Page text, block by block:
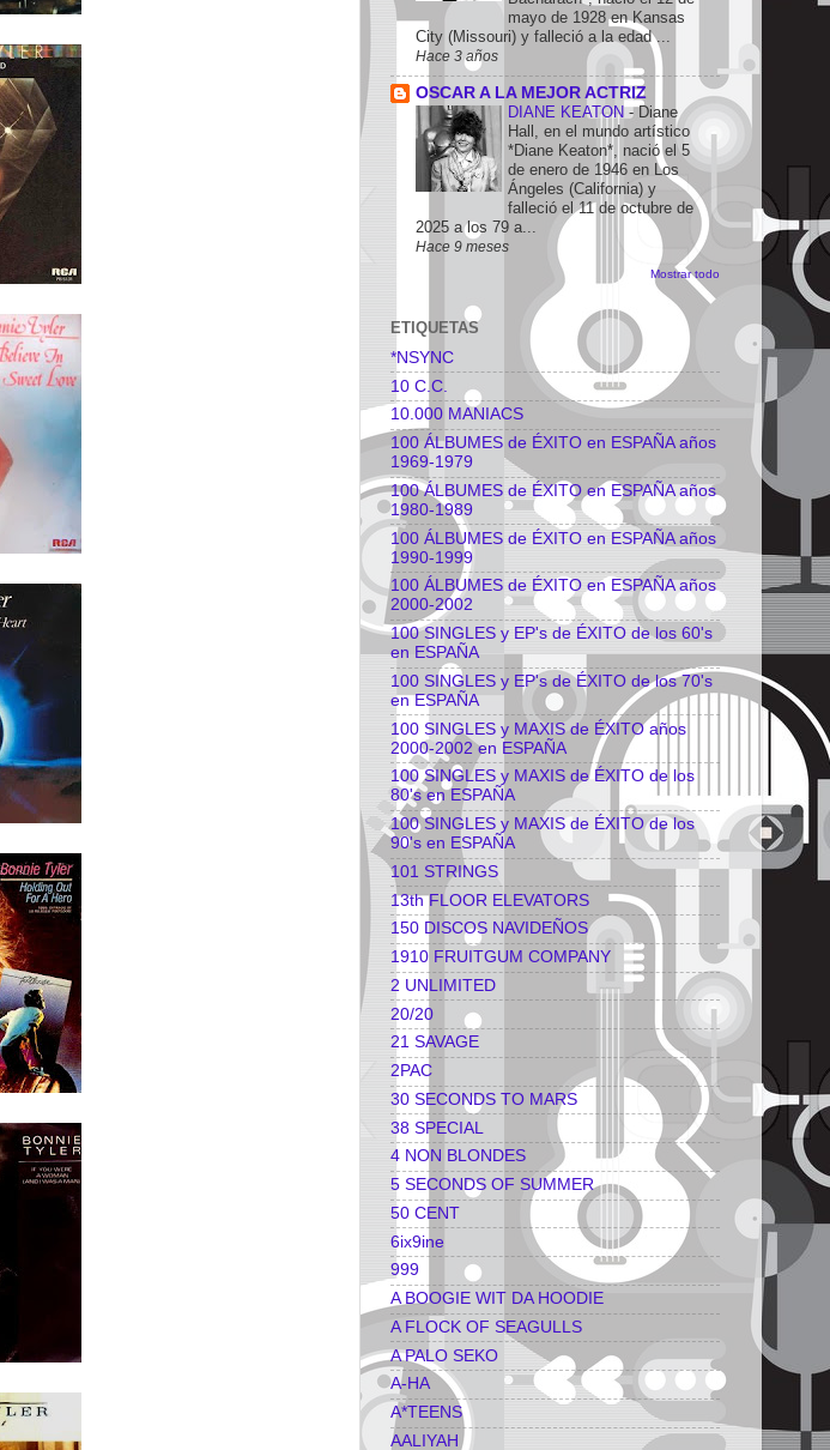
mayo de 1928 en Kansas
City (Missouri) y falleció a la edad ...
Hace 3 años
OSCAR A LA MEJOR ACTRIZ
DIANE KEATON-Diane
Hall, en el mundo artístico
*Diane Keaton*, nació el 5
de enero de 1946 en Los
Ángeles (California) y
falleció el 11 de octubre de
2025 a los 79 a...
Hace 9 meses
Mostrar todo
ETIQUETAS
*NSYNC
10 C.C.
10.000 MANIACS
100 ÁLBUMES de ÉXITO en ESPAÑA años
1969-1979
100 ÁLBUMES de ÉXITO en ESPAÑA años
1980-1989
100 ÁLBUMES de ÉXITO en ESPAÑA años
1990-1999
100 ÁLBUMES de ÉXITO en ESPAÑA años
2000-2002
100 SINGLES y EP's de ÉXITO de los 60's
en ESPAÑA
100 SINGLES y EP's de ÉXITO de los 70's
en ESPAÑA
100 SINGLES y MAXIS de ÉXITO años
2000-2002 en ESPAÑA
100 SINGLES y MAXIS de ÉXITO de los
80's en ESPAÑA
100 SINGLES y MAXIS de ÉXITO de los
90's en ESPAÑA
101 STRINGS
13th FLOOR ELEVATORS
150 DISCOS NAVIDEÑOS
1910 FRUITGUM COMPANY
2 UNLIMITED
20/20
21 SAVAGE
2PAC
30 SECONDS TO MARS
38 SPECIAL
4 NON BLONDES
5 SECONDS OF SUMMER
50 CENT
6ix9ine
999
A BOOGIE WIT DA HOODIE
A FLOCK OF SEAGULLS
A PALO SEKO
A-HA
A*TEENS
AALIYAH